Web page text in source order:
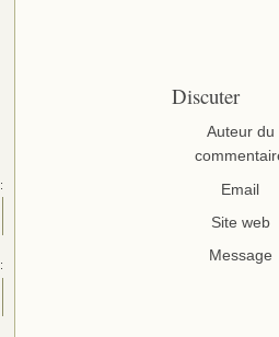
Discuter
Auteur du
Email
Site web
Message
:
: